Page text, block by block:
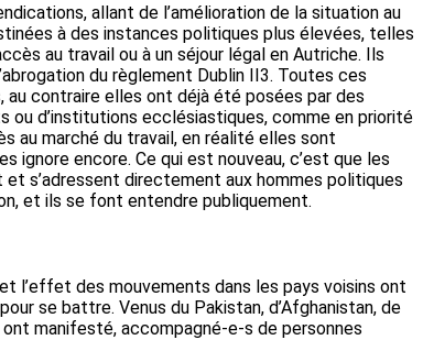
allant de l’amélioration de la situation au
à des instances politiques plus élevées, telles
au travail ou à un séjour légal en Autriche. Ils
du règlement Dublin II3. Toutes ces
au contraire elles ont déjà été posées par des
ou d’institutions ecclésiastiques, comme en priorité
au marché du travail, en réalité elles sont
ignore encore. Ce qui est nouveau, c’est que les
s’adressent directement aux hommes politiques
et ils se font entendre publiquement.
l’effet des mouvements dans les pays voisins ont
se battre. Venus du Pakistan, d’Afghanistan, de
ont manifesté, accompagné-e-s de personnes